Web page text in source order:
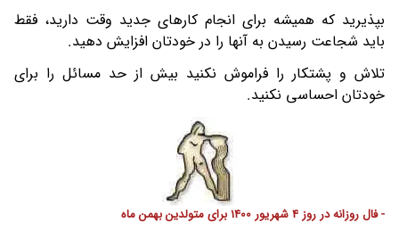
بپذیرید که همیشه برای انجام کارهای جدید وقت دارید، فقط
باید شجاعت رسیدن به آنها را در خودتان افزایش دهید.
تلاش و پشتکار را فراموش نکنید بیش از حد مسائل را برای
خودتان احساسی نکنید.
- فال روزانه در روز 4 شهریور 1400 برای متولدین بهمن ماه